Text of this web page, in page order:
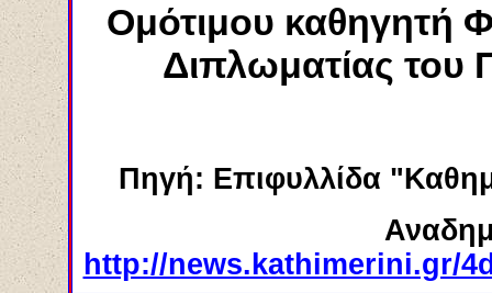
Ομότιμου καθηγητή
Διπλωματίας του
Πηγή: Επιφυλλίδα
http://news.kathimerini.gr/